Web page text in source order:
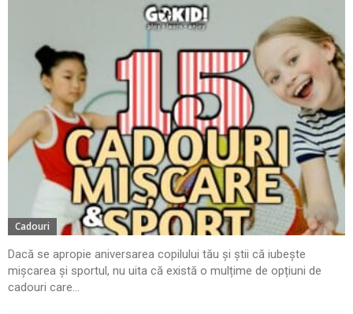
Cadouri
Dacă se apropie aniversarea copilului tău și știi că iubește
mișcarea și sportul, nu uita că există o mulțime de opțiuni de
cadouri care...